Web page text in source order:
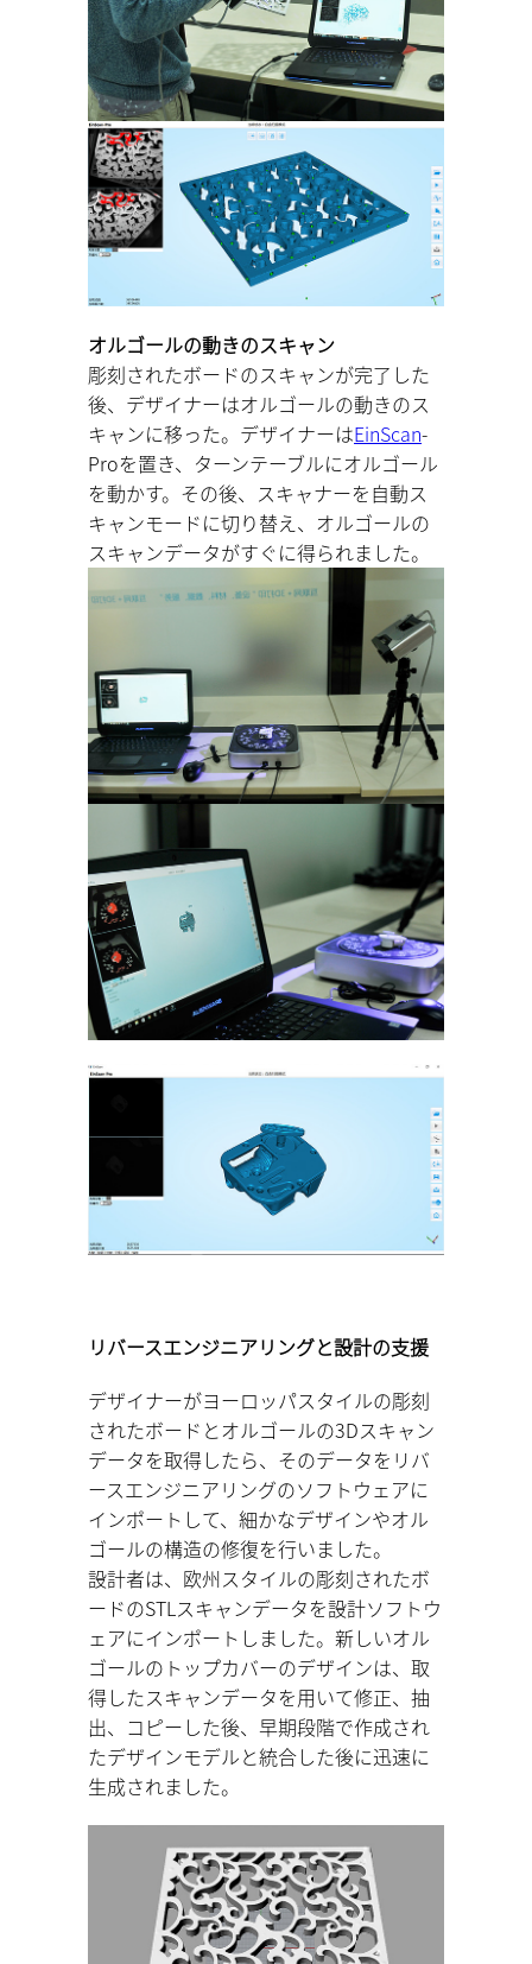
オルゴールの動きのスキャン
彫刻されたボードのスキャンが完了した
後、デザイナーはオルゴールの動きのス
キャンに移った。デザイナーはEinScan-
Proを置き、ターンテーブルにオルゴール
を動かす。その後、スキャナーを自動ス
キャンモードに切り替え、オルゴールの
スキャンデータがすぐに得られました。
リバースエンジニアリングと設計の支援
デザイナーがヨーロッパスタイルの彫刻
されたボードとオルゴールの3Dスキャン
データを取得したら、そのデータをリバ
ースエンジニアリングのソフトウェアに
インポートして、細かなデザインやオル
ゴールの構造の修復を行いました。
設計者は、欧州スタイルの彫刻されたボ
ードのSTLスキャンデータを設計ソフトウ
ェアにインポートしました。新しいオル
ゴールのトップカバーのデザインは、取
得したスキャンデータを用いて修正、抽
出、コピーした後、早期段階で作成され
たデザインモデルと統合した後に迅速に
生成されました。